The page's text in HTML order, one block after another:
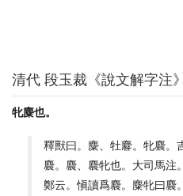
清代 段玉裁《說文解字注》
牝麋也。
釋獸曰。麋、牡麔。牝麎。
麎。麎、麎牝也。大司馬注
鄭云。愼讀爲麎。麋牝曰麎